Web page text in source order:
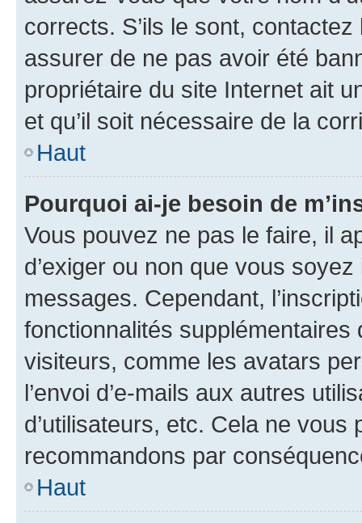
corrects. S’ils le sont,
assurer de ne pas avoir été
propriétaire du site Internet ait
et qu’il soit nécessaire de la
Haut
Pourquoi ai-je besoin de
Vous pouvez ne pas le faire, il
d’exiger ou non que vous
messages. Cependant,
fonctionnalités
visiteurs, comme les avatars
l’envoi d’e-mails aux autres
d’utilisateurs, etc. Cela ne vous
recommandons par
Haut